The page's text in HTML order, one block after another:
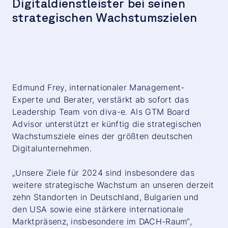
Digitaldienstleister bei seinen
strategischen Wachstumszielen
Edmund Frey, internationaler Management-
Experte und Berater, verstärkt ab sofort das
Leadership Team von diva-e. Als GTM Board
Advisor unterstützt er künftig die strategischen
Wachstumsziele eines der größten deutschen
Digitalunternehmen.
„Unsere Ziele für 2024 sind insbesondere das
weitere strategische Wachstum an unseren derzeit
zehn Standorten in Deutschland, Bulgarien und
den USA sowie eine stärkere internationale
Marktpräsenz, insbesondere im DACH-Raum“,